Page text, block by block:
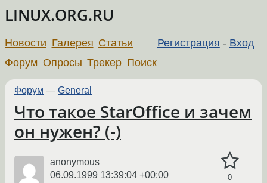
LINUX.ORG.RU
Регистрация - Вход
Новости Галерея Статьи
Форум Опросы Трекер Поиск
Форум — General
Что такое StarOffice и зачем
он нужен? (-)
0
anonymous
06.09.1999 13:39:04 +00:00